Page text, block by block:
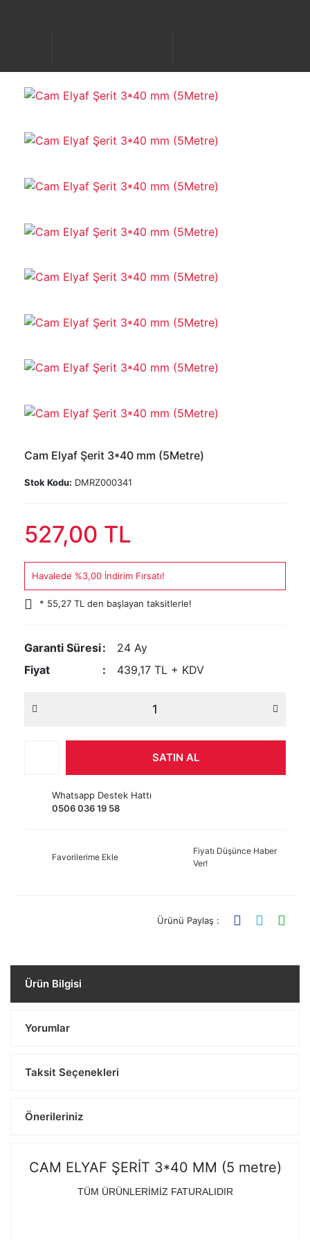
Cam Elyaf Şerit 3*40 mm (5Metre)
Stok Kodu: DMRZ000341
527,00 TL
Havalede %3,00 İndirim Fırsatı!
* 55,27 TL den başlayan taksitlerle!
Garanti Süresi
24 Ay
Fiyat
439,17 TL + KDV
SATIN AL
Whatsapp Destek Hattı
0506 036 19 58
Favorilerime Ekle
Fiyatı Düşünce Haber
Ver!
Ürünü Paylaş :
Ürün Bilgisi
Yorumlar
Taksit Seçenekleri
Önerileriniz
CAM ELYAF ŞERİT 3*40 MM (5 metre)
TÜM ÜRÜNLERİMİZ FATURALIDIR